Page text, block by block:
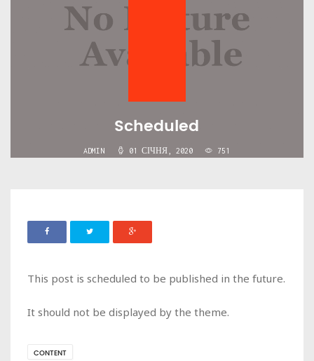
Scheduled
ADMIN 01 СІЧНЯ, 2020 751
This post is scheduled to be published in the future.
It should not be displayed by the theme.
CONTENT